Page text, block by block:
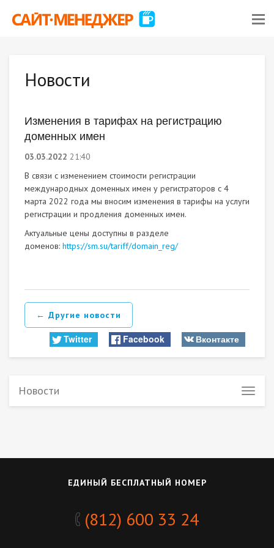
Новости
Изменения в тарифах на регистрацию
доменных имен
03.03.2022 21:40
В связи с изменением стоимости регистрации
международных доменных имен у регистраторов с 4
марта 2022 года мы вносим изменения в тарифы на услуги
регистрации и продления доменных имен.
Актуальные цены доступны в разделе
доменов: https://sm.su/tariff/domain_reg/
← Другие новости
Twitter Facebook Вконтакте
Новости
ЕДИНЫЙ БЕСПЛАТНЫЙ НОМЕР
(812) 600 33 24